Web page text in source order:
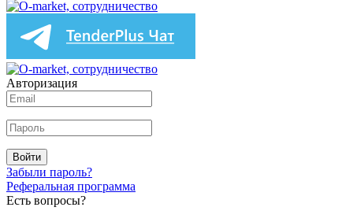
Авторизация
Войти
Забыли пароль?
Реферальная программа
Есть вопросы?